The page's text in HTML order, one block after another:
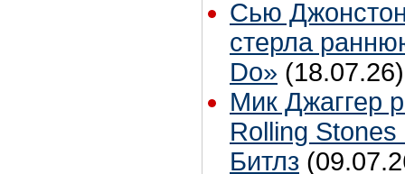
Сью
стерла
Do» (18.07.26)
Мик Джаггер
Rolling Stones
Битлз